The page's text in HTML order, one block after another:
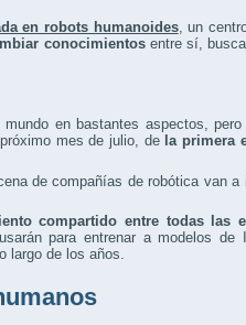
en robots humanoides, un
conocimientosentre sí,
en bastantes aspectos,
mes de julio, de la primera
de compañías de robótica van
compartido entre todas las
para entrenar a modelos
largo de los años.